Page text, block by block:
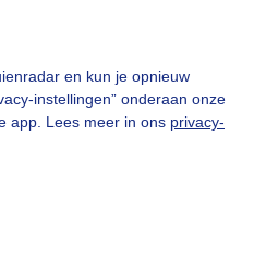
en kun je opnieuw
instellingen” onderaan onze
app. Lees meer in ons privacy-